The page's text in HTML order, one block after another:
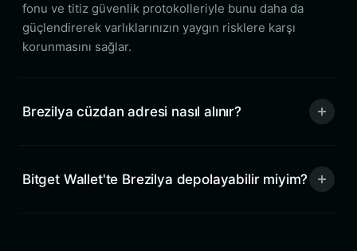
fonu ve titiz güvenlik protokolleriyle bunu daha da
güçlendirerek varlıklarınızın yaygın risklere karşı
korunmasını sağlar.
Brezilya cüzdan adresi nasıl alınır?
Bitget Wallet'te Brezilya depolayabilir miyim?